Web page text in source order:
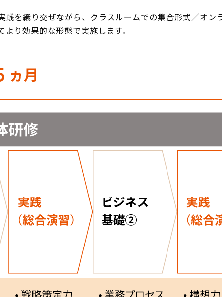
践を織り交ぜながら、クラスルームでの集合形式／オン
より効果的な形態で実施します。